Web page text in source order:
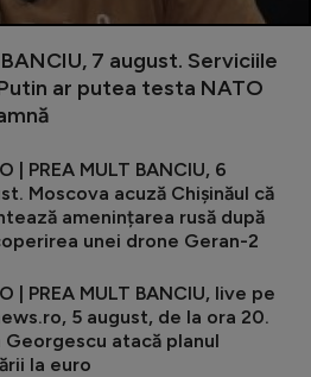
7 august. Serviciile
ar putea testa NATO
| PREA MULT BANCIU, 6
Moscova acuză Chișinăul că
amenințarea rusă după
unei drone Geran-2
| PREA MULT BANCIU, live pe
5 august, de la ora 20.
Georgescu atacă planul
la euro